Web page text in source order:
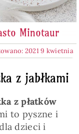
Minotaur
2021 9 kwietnia
z jabłkami
z płatków
to pyszne i
dzieci i